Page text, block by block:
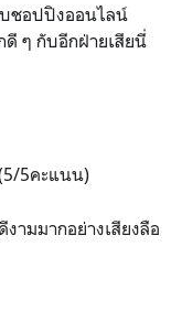
ชอปปิงออนไลน์
ๆ กับอีกฝ่ายเสียนี่
5คะแนน)
ามมากอย่างเสียงลือ